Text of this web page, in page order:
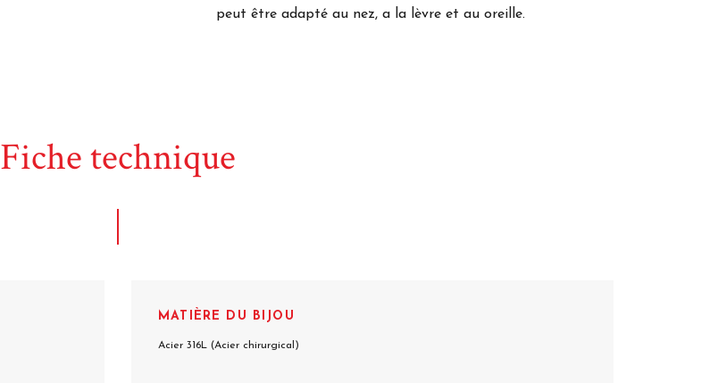
peut être adapté au nez, a la lèvre et au oreille.
Fiche technique
MATIÈRE DU BIJOU
Acier 316L (Acier chirurgical)